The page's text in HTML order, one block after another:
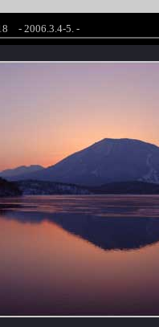
- 2006.3.4-5. -